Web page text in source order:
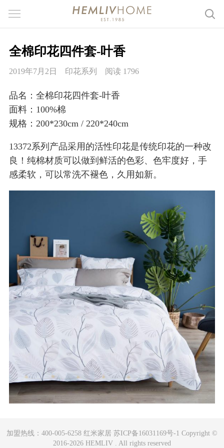
全棉印花四件套-叶香
2019年7月2日 印花系列 阅读 1796
品名：全棉印花四件套-叶香
面料：100%棉
规格：200*230cm / 220*240cm
13372系列产品采用的活性印花是传统印花的一种改
良！纯棉材质可以做到鲜活的色彩、色牢度好，手
感柔软，可以常洗不褪色，久用如新。
加盟热线：400-005-6258 红米家居 苏ICP备16031169号-1 Copyright ©
2016-2026 HEMLIV . All rights reserved